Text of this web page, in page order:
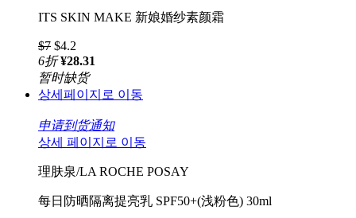
ITS SKIN MAKE 新娘婚纱素颜霜
$7 $4.2
6折 ¥28.31
暂时缺货
상세페이지로 이동
申请到货通知
상세 페이지로 이동
理肤泉/LA ROCHE POSAY
每日防晒隔离提亮乳 SPF50+(浅粉色) 30ml